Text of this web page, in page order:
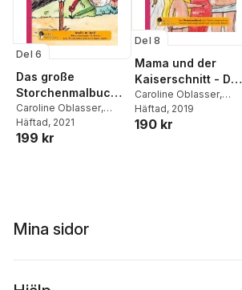
Del 6
Das große
Storchenmalbuch -
Mach's dir bunt!
Hebammenwissen
für Kinder zum
Caroline Oblasser,
Regina Masaracchia
Häftad, 2021
199 kr
Del 8
Mama und der
Kaiserschnitt - Das
Kindersachbuch
zum Thema
Kaiserschnitt,
Caroline Oblasser,
Regina Masaracchia
Häftad, 2019
190 kr
Mina sidor